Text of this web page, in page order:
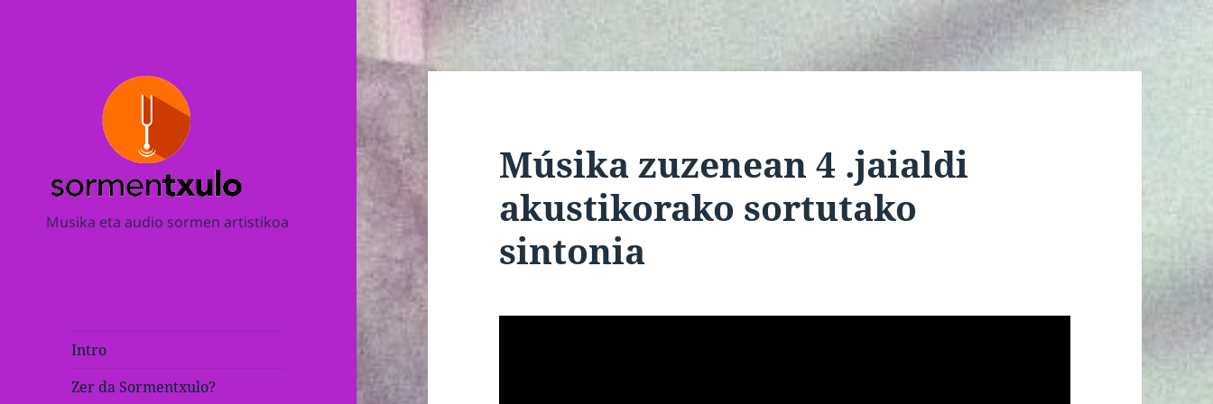
Musika eta audio sormen artistikoa
Intro
Zer da Sormentxulo?
Músika zuzenean 4 .jaialdi
akustikorako sortutako
sintonia